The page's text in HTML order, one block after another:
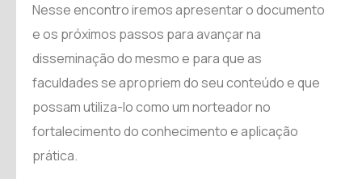
Nesse encontro iremos apresentar o documento
e os próximos passos para avançar na
disseminação do mesmo e para que as
faculdades se apropriem do seu conteúdo e que
possam utiliza-lo como um norteador no
fortalecimento do conhecimento e aplicação
prática.